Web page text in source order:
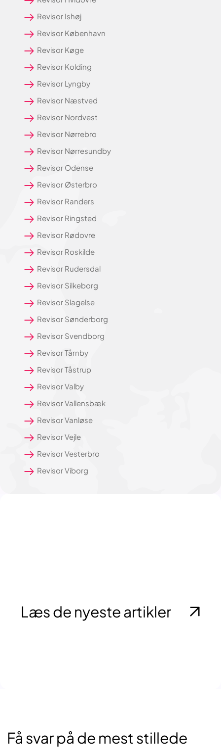
Revisor Ishøj
Revisor København
Revisor Køge
Revisor Kolding
Revisor Lyngby
Revisor Næstved
Revisor Nordvest
Revisor Nørrebro
Revisor Nørresundby
Revisor Odense
Revisor Østerbro
Revisor Randers
Revisor Ringsted
Revisor Rødovre
Revisor Roskilde
Revisor Rudersdal
Revisor Silkeborg
Revisor Slagelse
Revisor Sønderborg
Revisor Svendborg
Revisor Tårnby
Revisor Tåstrup
Revisor Valby
Revisor Vallensbæk
Revisor Vanløse
Revisor Vejle
Revisor Vesterbro
Revisor Viborg
Læs de nyeste artikler
Få svar på de mest stillede